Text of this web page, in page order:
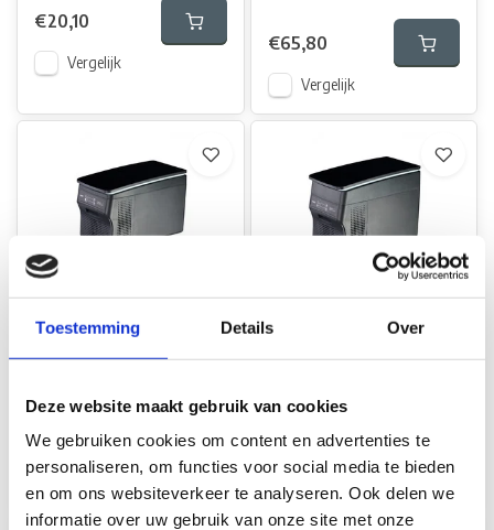
Toestemming Details Over
Deze website maakt gebruik van cookies
We gebruiken cookies om content en advertenties te
personaliseren, om functies voor social media te bieden
en om ons websiteverkeer te analyseren. Ook delen we
informatie over uw gebruik van onze site met onze
€20,10
Vergelijk
€65,80
Vergelijk
FMT FMT Koelbox
Fridge Q26
€339,00
Vergelijk
FMT FMT Koelbox
Fridge Q36
€359,00
Vergelijk